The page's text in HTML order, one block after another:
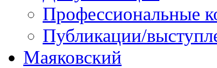
Профессиональные
Публикации/
Маяковский